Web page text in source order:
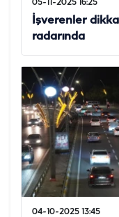
05-11-2025 16:25
İşverenler
radarında
04-10-2025 13:45